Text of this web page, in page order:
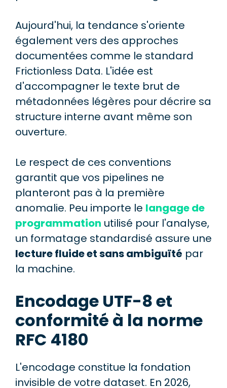
Aujourd'hui, la tendance s'oriente
également vers des approches
documentées comme le standard
Frictionless Data. L'idée est
d'accompagner le texte brut de
métadonnées légères pour décrire sa
structure interne avant même son
ouverture.
Le respect de ces conventions
garantit que vos pipelines ne
planteront pas à la première
anomalie. Peu importe le langage de
programmation utilisé pour l'analyse,
un formatage standardisé assure une
lecture fluide et sans ambiguïté par
la machine.
Encodage UTF-8 et
conformité à la norme
RFC 4180
L'encodage constitue la fondation
invisible de votre dataset. En 2026,